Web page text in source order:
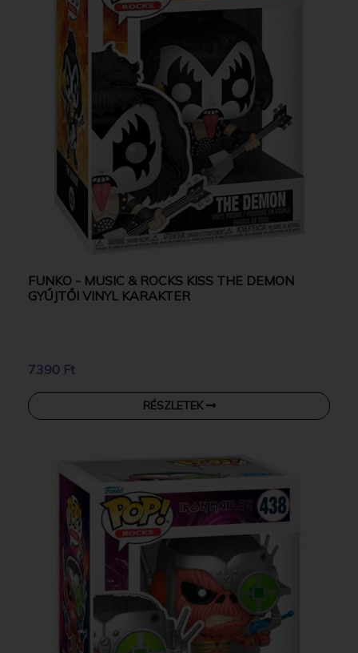
FUNKO - MUSIC & ROCKS KISS THE DEMON
GYŰJTŐI VINYL KARAKTER
7390 Ft
RÉSZLETEK